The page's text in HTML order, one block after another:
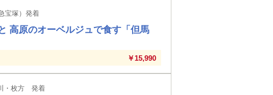
宝塚）発着
高原のオーベルジュで食す「但馬
￥15,990
・枚方 発着